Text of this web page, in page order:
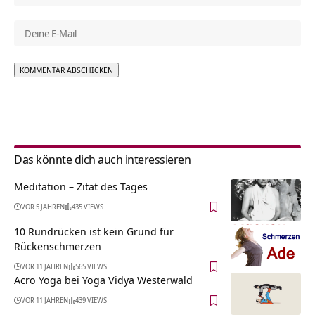
Das könnte dich auch interessieren
Meditation – Zitat des Tages
VOR 5 JAHREN 435 VIEWS
10 Rundrücken ist kein Grund für
Rückenschmerzen
VOR 11 JAHREN 565 VIEWS
Acro Yoga bei Yoga Vidya Westerwald
VOR 11 JAHREN 439 VIEWS